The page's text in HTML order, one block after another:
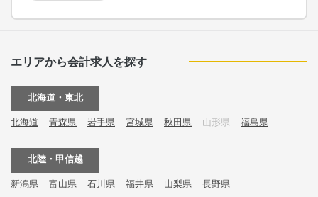
エリアから会計求人を探す
北海道・東北
北海道 青森県 岩手県 宮城県 秋田県 山形県 福島県
北陸・甲信越
新潟県 富山県 石川県 福井県 山梨県 長野県